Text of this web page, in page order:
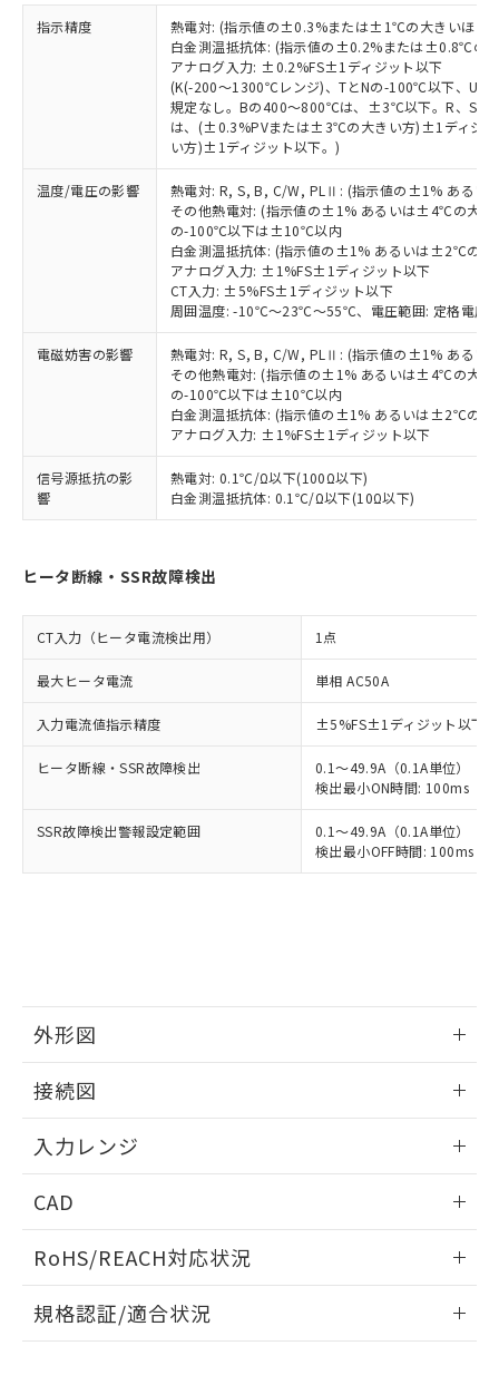
指示精度
熱電対: (指示値の±0.3%または±1℃の大きいほう
白金測温抵抗体: (指示値の±0.2%または±0.8℃の
アナログ入力: ±0.2%FS±1ディジット以下
(K(-200～1300℃レンジ)、TとNの-100℃以下、U
規定なし。Bの400～800℃は、±3℃以下。R、S
は、(±0.3%PVまたは±3℃の大きい方)±1ディジ
い方)±1ディジット以下。)
温度/電圧の影響
熱電対: R, S, B, C/W, PLⅡ: (指示値の±1% ある
その他熱電対: (指示値の±1% あるいは±4℃の大き
の-100℃以下は±10℃以内
白金測温抵抗体: (指示値の±1% あるいは±2℃の大
アナログ入力: ±1%FS±1ディジット以下
CT入力: ±5%FS±1ディジット以下
周囲温度: -10℃～23℃～55℃、電圧範囲: 定格電圧
電磁妨害の影響
熱電対: R, S, B, C/W, PLⅡ: (指示値の±1% ある
その他熱電対: (指示値の±1% あるいは±4℃の大き
の-100℃以下は±10℃以内
白金測温抵抗体: (指示値の±1% あるいは±2℃の大
アナログ入力: ±1%FS±1ディジット以下
信号源抵抗の影
響
熱電対: 0.1℃/Ω以下(100Ω以下)
白金測温抵抗体: 0.1℃/Ω以下(10Ω以下)
ヒータ断線・SSR故障検出
CT入力（ヒータ電流検出用） 1点
最大ヒータ電流 単相 AC50A
入力電流値指示精度 ±5%FS±1ディジット以下
ヒータ断線・SSR故障検出
0.1～49.9A（0.1A単位）
検出最小ON時間: 100ms（
SSR故障検出警報設定範囲
0.1～49.9A（0.1A単位）
検出最小OFF時間: 100ms（
外形図
接続図
入力レンジ
CAD
ドすることができます。
ログイン/会員登録
RoHS/REACH対応状況
EU RoHS 注意事項・凡例
規格認証/適合状況
引・商談に必要な範囲で利用すること
をご了承ください。
※当社の共同利用者とは、"個人情報
の共同利用に関して"
の「1.共同利
用者の範囲」に記載されている法人を
指します。
とができます。
EU RoHS指令（10物質）の非含有証明書
51物質の非含有証明書（当社基準）
※本証明書は発行日時点で非含有を証明す
るもので、過去に遡って非含有を証明する
ものではありません。
また、RoHS指令のフタル酸エステル類４
物質の対応では、対応完了までの期間は出
荷製品に未対応品が混在することから備考
欄に対応日を記載しておりました。
既に当社にて対応品への在庫切替を完了
していることから、特段のことがない限
り、2022年1月12日より割愛しておりま
合意する キャンセル